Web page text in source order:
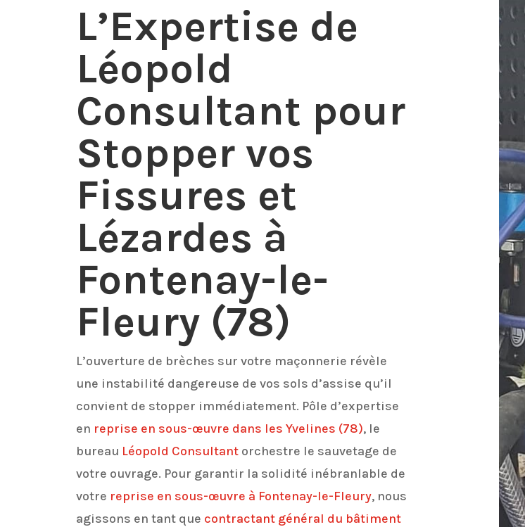
L’Expertise de
Léopold
Consultant pour
Stopper vos
Fissures et
Lézardes à
Fontenay-le-
Fleury (78)
L’ouverture de brèches sur votre maçonnerie révèle
une instabilité dangereuse de vos sols d’assise qu’il
convient de stopper immédiatement. Pôle d’expertise
en reprise en sous-œuvre dans les Yvelines (78), le
bureau Léopold Consultantorchestre le sauvetage de
votre ouvrage. Pour garantir la solidité inébranlable de
votre reprise en sous-œuvre à Fontenay-le-Fleury, nous
agissons en tant que contractant général du bâtiment